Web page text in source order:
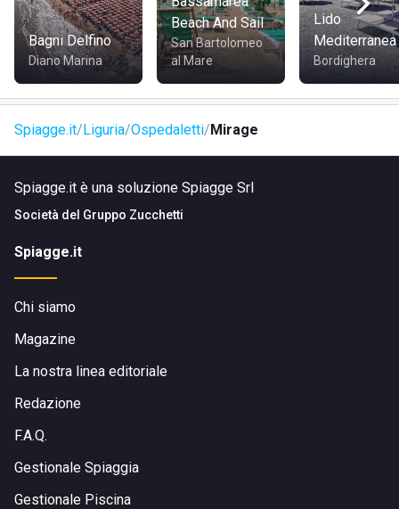
Bagni Delfino
Diano Marina
Beach And Sail
San Bartolomeo
al Mare
Lido
Mediterranea
Bordighera
Spiagge.it Liguria Ospedaletti Mirage
Spiagge.it è una soluzione Spiagge Srl
Società del Gruppo Zucchetti
Spiagge.it
Chi siamo
Magazine
La nostra linea editoriale
Redazione
F.A.Q.
Gestionale Spiaggia
Gestionale Piscina